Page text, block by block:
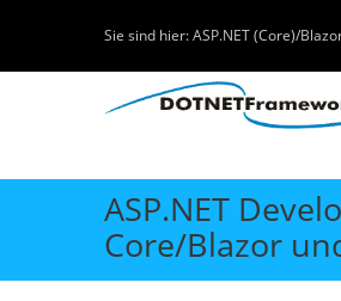
Sie sind hier:ASP.NET (Core)/
ASP.NET
Core/Blazor